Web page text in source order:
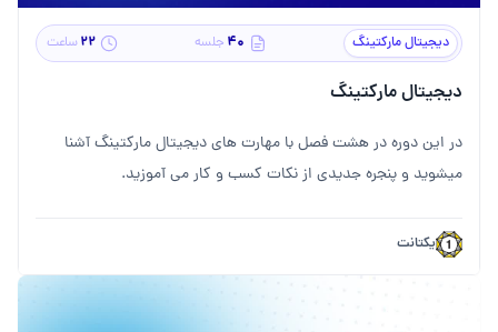
دیجیتال مارکتینگ ۴۰ جلسه ۲۲ساعت
دیجیتال مارکتینگ
در این دوره در هشت فصل با مهارت های دیجیتال مارکتینگ آشنا
میشوید و پنجره جدیدی از نکات کسب و کار می آموزید.
یکتانت